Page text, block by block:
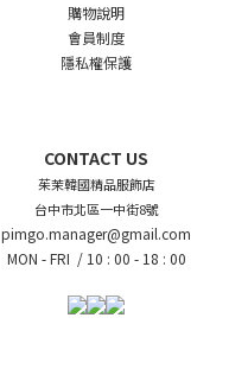
購物說明
會員制度
隱私權保護
CONTACT US
茱茉韓國精品服飾店
台中市北區一中街8號
pimgo.manager@gmail.com
MON - FRI / 10 : 00 - 18 : 00